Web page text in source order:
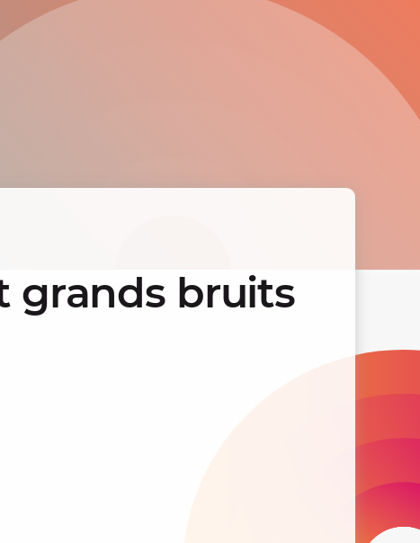
grands bruits